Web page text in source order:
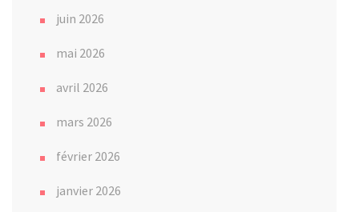
juin 2026
mai 2026
avril 2026
mars 2026
février 2026
janvier 2026